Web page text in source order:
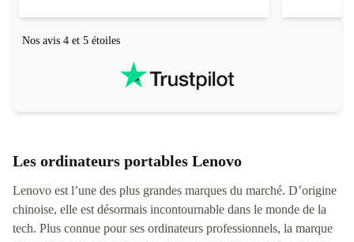
Nos avis 4 et 5 étoiles
Les ordinateurs portables Lenovo
Lenovo est l’une des plus grandes marques du marché. D’origine
chinoise, elle est désormais incontournable dans le monde de la
tech. Plus connue pour ses ordinateurs professionnels, la marque